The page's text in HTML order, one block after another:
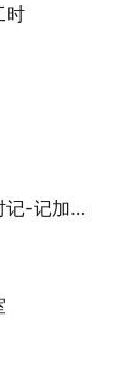
时
小时工工时记-记加班记工时